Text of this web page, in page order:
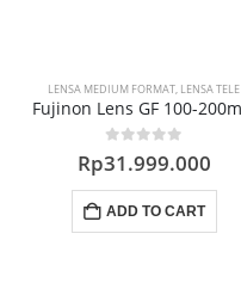
,PROMO LENSA
LENSA MEDIUM FORMAT, LENSA TELE
0 out of 5
Rp31.999.000
ADD TO CART